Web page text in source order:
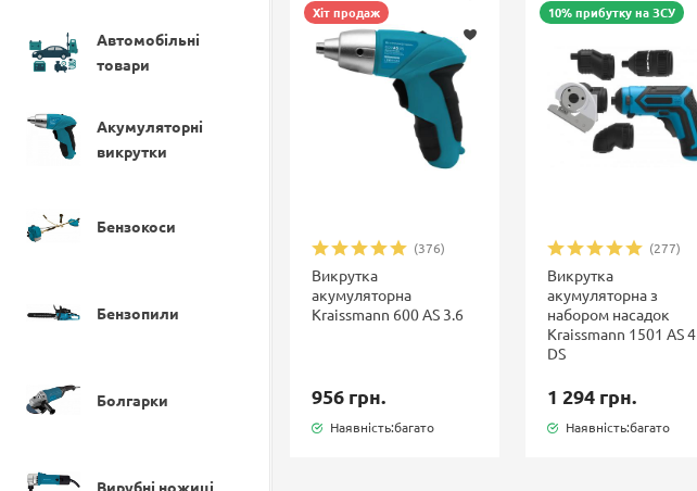
Автомобільні
товари
Акумуляторні
викрутки
Бензокоси
Бензопили
Болгарки
Вирубні ножиці
Хіт продаж
(376)
Викрутка
акумуляторна
Kraissmann 600 AS 3.6
956 грн.
Наявність:багато
10% прибутку на ЗСУ
(277)
Викрутка
акумуляторна з
набором насадок
Kraissmann 1501 AS 4
DS
1 294 грн.
Наявність:багато